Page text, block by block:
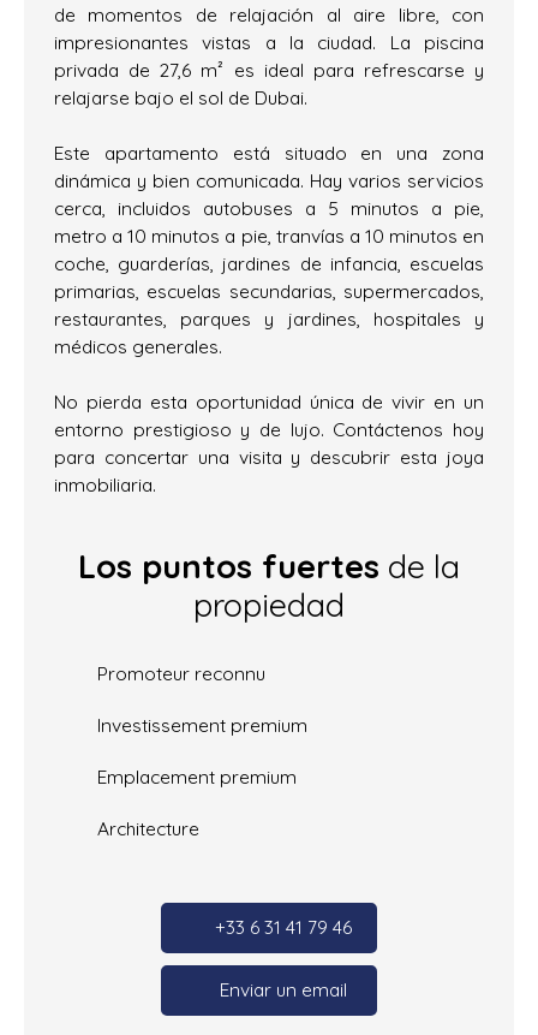
de momentos de relajación al aire libre, con
impresionantes vistas a la ciudad. La piscina
privada de 27,6 m² es ideal para refrescarse y
relajarse bajo el sol de Dubai.
Este apartamento está situado en una zona
dinámica y bien comunicada. Hay varios servicios
cerca, incluidos autobuses a 5 minutos a pie,
metro a 10 minutos a pie, tranvías a 10 minutos en
coche, guarderías, jardines de infancia, escuelas
primarias, escuelas secundarias, supermercados,
restaurantes, parques y jardines, hospitales y
médicos generales.
No pierda esta oportunidad única de vivir en un
entorno prestigioso y de lujo. Contáctenos hoy
para concertar una visita y descubrir esta joya
inmobiliaria.
Los puntos fuertes de la
propiedad
Promoteur reconnu
Investissement premium
Emplacement premium
Architecture
+33 6 31 41 79 46
Enviar un email